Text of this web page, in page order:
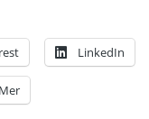
LinkedIn
Mer